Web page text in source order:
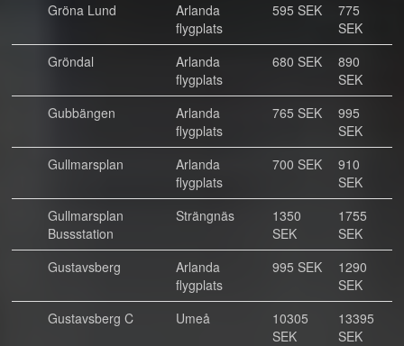
Gröna Lund
Arlanda
flygplats
595 SEK
775
SEK
Gröndal
Arlanda
flygplats
680 SEK
890
SEK
Gubbängen
Arlanda
flygplats
765 SEK
995
SEK
Gullmarsplan
Arlanda
flygplats
700 SEK
910
SEK
Gullmarsplan
Bussstation
Strängnäs
1350
SEK
1755
SEK
Gustavsberg
Arlanda
flygplats
995 SEK
1290
SEK
Gustavsberg C
Umeå
10305
SEK
13395
SEK